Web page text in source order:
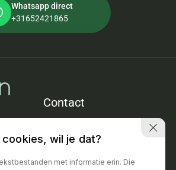
Whatsapp direct
+31652421865
Contact
info@autohan.nl
wil je dat?
met informatie erin. Die